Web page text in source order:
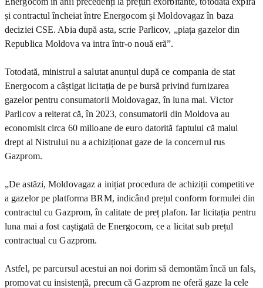
și contractul încheiat între Energocom și Moldovagaz în baza
deciziei CSE. Abia după asta, scrie Parlicov, „piața gazelor din
Republica Moldova va intra într-o nouă eră”.
Totodată, ministrul a salutat anunțul după ce compania de stat
Energocom a câștigat licitația de pe bursă privind furnizarea
gazelor pentru consumatorii Moldovagaz, în luna mai. Victor
Parlicov a reiterat că, în 2023, consumatorii din Moldova au
economisit circa 60 milioane de euro datorită faptului că malul
drept al Nistrului nu a achiziționat gaze de la concernul rus
Gazprom.
„De astăzi, Moldovagaz a inițiat procedura de achiziții competitive
a gazelor pe platforma BRM, indicând prețul conform formulei din
contractul cu Gazprom, în calitate de preț plafon. Iar licitația pentru
luna mai a fost caștigată de Energocom, ce a licitat sub prețul
contractual cu Gazprom.
Astfel, pe parcursul acestui an noi dorim să demontăm încă un fals,
promovat cu insistență, precum că Gazprom ne oferă gaze la cele